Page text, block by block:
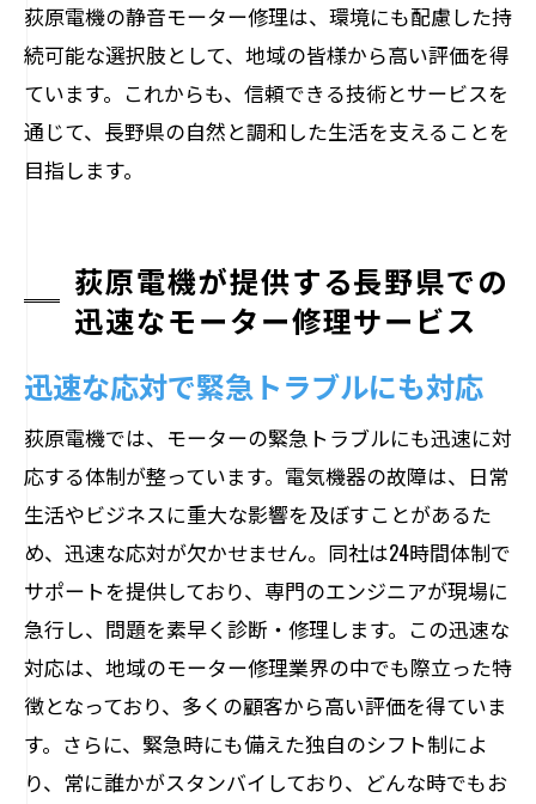
荻原電機の静音モーター修理は、環境にも配慮した持
続可能な選択肢として、地域の皆様から高い評価を得
ています。これからも、信頼できる技術とサービスを
通じて、長野県の自然と調和した生活を支えることを
目指します。
荻原電機が提供する長野県での
迅速なモーター修理サービス
迅速な応対で緊急トラブルにも対応
荻原電機では、モーターの緊急トラブルにも迅速に対
応する体制が整っています。電気機器の故障は、日常
生活やビジネスに重大な影響を及ぼすことがあるた
め、迅速な応対が欠かせません。同社は24時間体制で
サポートを提供しており、専門のエンジニアが現場に
急行し、問題を素早く診断・修理します。この迅速な
対応は、地域のモーター修理業界の中でも際立った特
徴となっており、多くの顧客から高い評価を得ていま
す。さらに、緊急時にも備えた独自のシフト制によ
り、常に誰かがスタンバイしており、どんな時でもお